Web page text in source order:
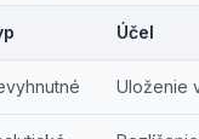
Účel
Uloženie